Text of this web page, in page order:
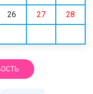
26 27 28